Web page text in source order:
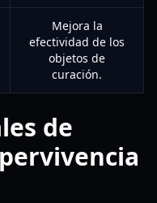
Mejora la
efectividad de los
objetos de
curación.
de